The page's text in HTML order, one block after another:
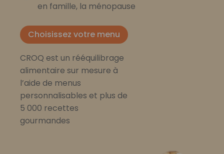
en famille, la ménopause
Choisissez votre menu
CROQ est un rééquilibrage
alimentaire sur mesure à
l’aide de menus
personnalisables et plus de
5 000 recettes
gourmandes